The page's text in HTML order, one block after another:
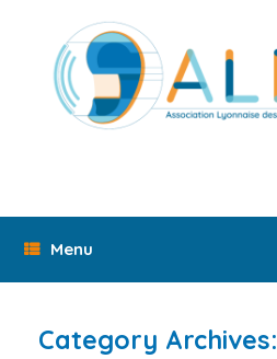
Menu
Category Archives: